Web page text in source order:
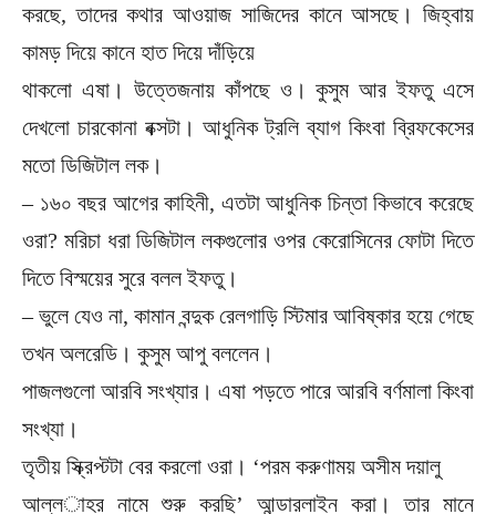
করছে, তাদের কথার আওয়াজ সাজিদের কানে আসছে। জিহ্বায়
কামড় দিয়ে কানে হাত দিয়ে দাঁড়িয়ে
থাকলো এষা। উত্তেজনায় কাঁপছে ও। কুসুম আর ইফতু এসে
দেখলো চারকোনা বক্সটা। আধুনিক ট্রলি ব্যাগ কিংবা ব্রিফকেসের
মতো ডিজিটাল লক।
– ১৬০ বছর আগের কাহিনী, এতটা আধুনিক চিন্তা কিভাবে করেছে
ওরা? মরিচা ধরা ডিজিটাল লকগুলোর ওপর কেরোসিনের ফোটা দিতে
দিতে বিস্ময়ের সুরে বলল ইফতু।
– ভুলে যেও না, কামান বন্দুক রেলগাড়ি স্টিমার আবিষ্কার হয়ে গেছে
তখন অলরেডি। কুসুম আপু বললেন।
পাজলগুলো আরবি সংখ্যার। এষা পড়তে পারে আরবি বর্ণমালা কিংবা
সংখ্যা।
তৃতীয় স্ক্রিপ্টটা বের করলো ওরা। ‘পরম করুণাময় অসীম দয়ালু
আল্ল­াহর নামে শুরু করছি’ আন্ডারলাইন করা। তার মানে